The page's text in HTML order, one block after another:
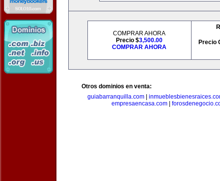
COMPRAR AHORA
Precio $3,500.00
COMPRAR AHORA
Precio
Otros dominios en venta:
guiabarranquilla.com|
empresaencasa.com|